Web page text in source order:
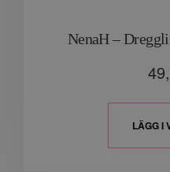
NenaH –
LÄGG I